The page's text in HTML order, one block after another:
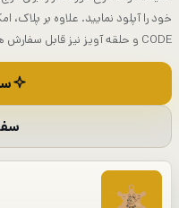
CODE و حلقه آویز نیز قابل سفارش هستند.